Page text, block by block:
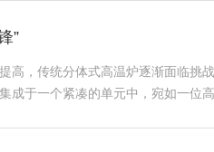
”
高，传统分体式高温炉逐渐面临挑
于一个紧凑的单元中，宛如一位